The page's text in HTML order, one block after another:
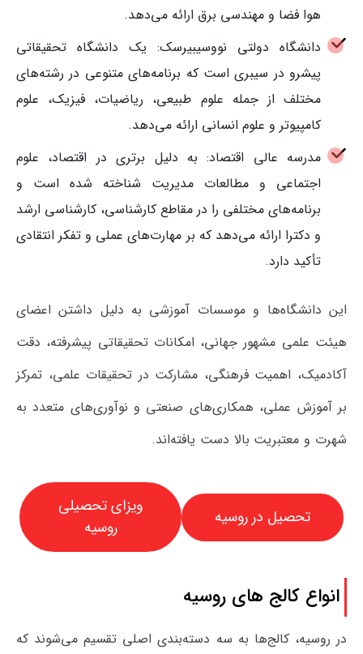
هوا فضا و مهندسی برق ارائه می‌دهد.
دانشگاه دولتی نووسیبیرسک: یک دانشگاه تحقیقاتی
پیشرو در سیبری است که برنامه‌های متنوعی در رشته‌های
مختلف از جمله علوم طبیعی، ریاضیات، فیزیک، علوم
کامپیوتر و علوم انسانی ارائه می‌دهد.
مدرسه عالی اقتصاد: به دلیل برتری در اقتصاد، علوم
اجتماعی و مطالعات مدیریت شناخته شده است و
برنامه‌های مختلفی را در مقاطع کارشناسی، کارشناسی ارشد
و دکترا ارائه می‌دهد که بر مهارت‌های عملی و تفکر انتقادی
تأکید دارد.
این دانشگاه‌ها و موسسات آموزشی به دلیل داشتن اعضای
هیئت علمی مشهور جهانی، امکانات تحقیقاتی پیشرفته، دقت
آکادمیک، اهمیت فرهنگی، مشارکت در تحقیقات علمی، تمرکز
بر آموزش عملی، همکاری‌های صنعتی و نوآوری‌های متعدد به
شهرت و معتبریت بالا دست یافته‌اند.
تحصیل در روسیه
ویزای تحصیلی
روسیه
انواع کالج ‌های روسیه
در روسیه، کالج‌ها به سه دسته‌بندی اصلی تقسیم می‌شوند که